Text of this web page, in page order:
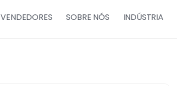
VENDEDORES SOBRE NÓS INDÚSTRIA